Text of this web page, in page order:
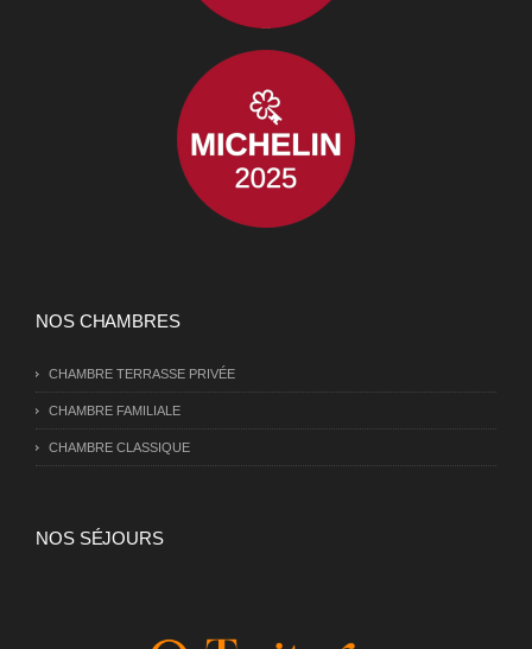
NOS CHAMBRES
CHAMBRE TERRASSE PRIVÉE
CHAMBRE FAMILIALE
CHAMBRE CLASSIQUE
NOS SÉJOURS